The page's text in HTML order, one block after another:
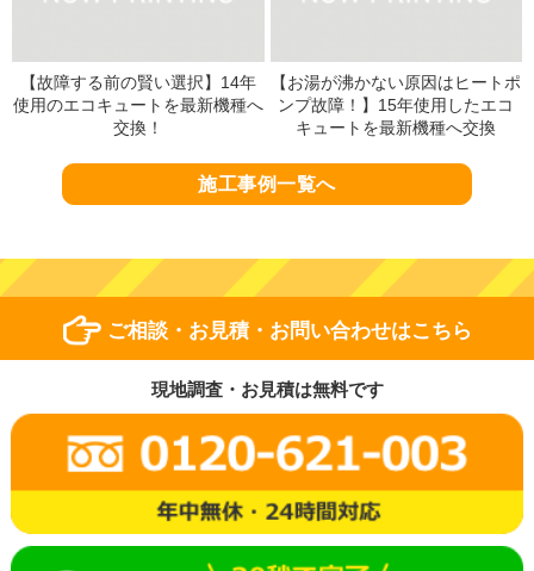
【故障する前の賢い選択】14年
使用のエコキュートを最新機種へ
交換！
【お湯が沸かない原因はヒートポ
ンプ故障！】15年使用したエコ
キュートを最新機種へ交換
施工事例一覧へ
ご相談・お見積・お問い合わせはこちら
現地調査・お見積は無料です